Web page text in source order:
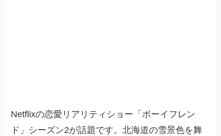
Netflixの恋愛リアリティショー「ボーイフレン
ド」シーズン2が話題です。北海道の雪景色を舞